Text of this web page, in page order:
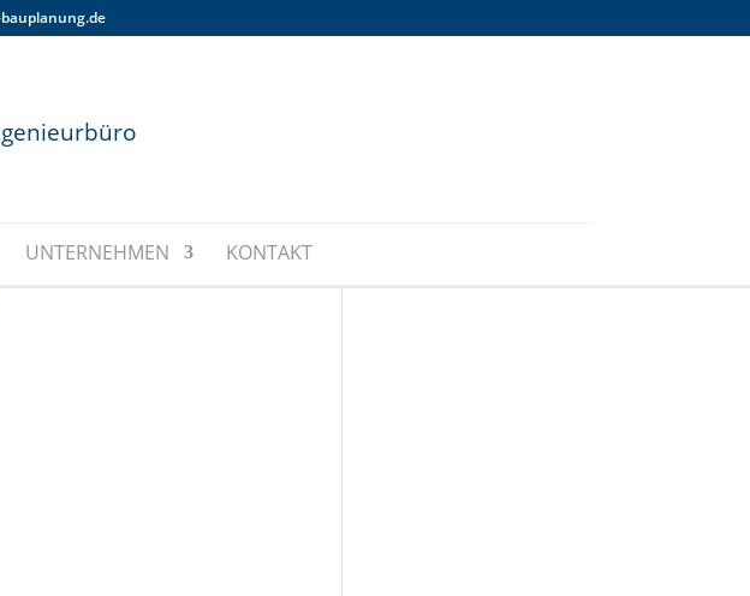
UNTERNEHMEN KONTAKT